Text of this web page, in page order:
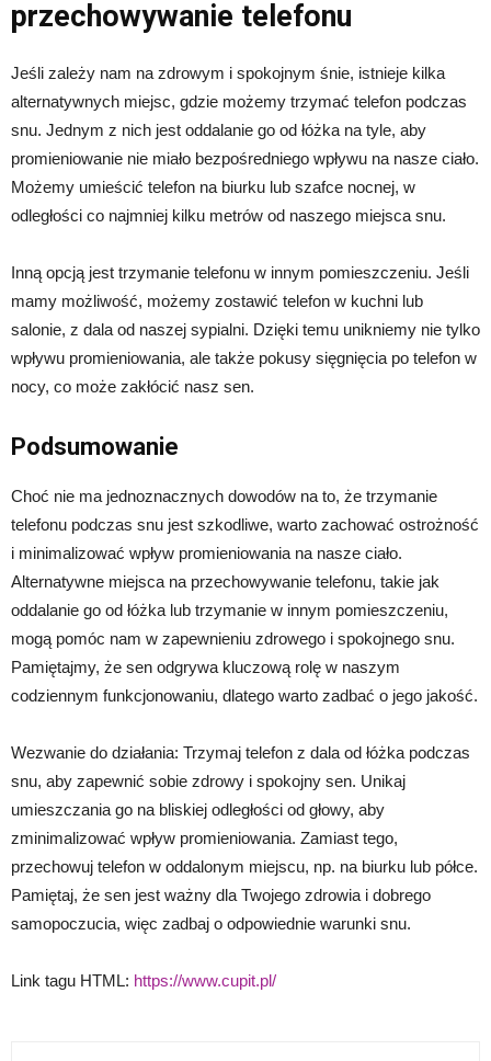
przechowywanie telefonu
Jeśli zależy nam na zdrowym i spokojnym śnie, istnieje kilka
alternatywnych miejsc, gdzie możemy trzymać telefon podczas
snu. Jednym z nich jest oddalanie go od łóżka na tyle, aby
promieniowanie nie miało bezpośredniego wpływu na nasze ciało.
Możemy umieścić telefon na biurku lub szafce nocnej, w
odległości co najmniej kilku metrów od naszego miejsca snu.
Inną opcją jest trzymanie telefonu w innym pomieszczeniu. Jeśli
mamy możliwość, możemy zostawić telefon w kuchni lub
salonie, z dala od naszej sypialni. Dzięki temu unikniemy nie tylko
wpływu promieniowania, ale także pokusy sięgnięcia po telefon w
nocy, co może zakłócić nasz sen.
Podsumowanie
Choć nie ma jednoznacznych dowodów na to, że trzymanie
telefonu podczas snu jest szkodliwe, warto zachować ostrożność
i minimalizować wpływ promieniowania na nasze ciało.
Alternatywne miejsca na przechowywanie telefonu, takie jak
oddalanie go od łóżka lub trzymanie w innym pomieszczeniu,
mogą pomóc nam w zapewnieniu zdrowego i spokojnego snu.
Pamiętajmy, że sen odgrywa kluczową rolę w naszym
codziennym funkcjonowaniu, dlatego warto zadbać o jego jakość.
Wezwanie do działania: Trzymaj telefon z dala od łóżka podczas
snu, aby zapewnić sobie zdrowy i spokojny sen. Unikaj
umieszczania go na bliskiej odległości od głowy, aby
zminimalizować wpływ promieniowania. Zamiast tego,
przechowuj telefon w oddalonym miejscu, np. na biurku lub półce.
Pamiętaj, że sen jest ważny dla Twojego zdrowia i dobrego
samopoczucia, więc zadbaj o odpowiednie warunki snu.
Link tagu HTML: https://www.cupit.pl/